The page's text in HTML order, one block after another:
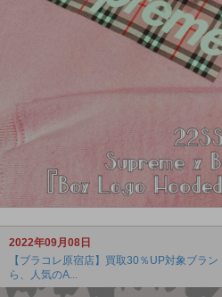
2022年09月08日
【ブラコレ原宿店】買取30％UP対象ブラ
ら、人気のA...